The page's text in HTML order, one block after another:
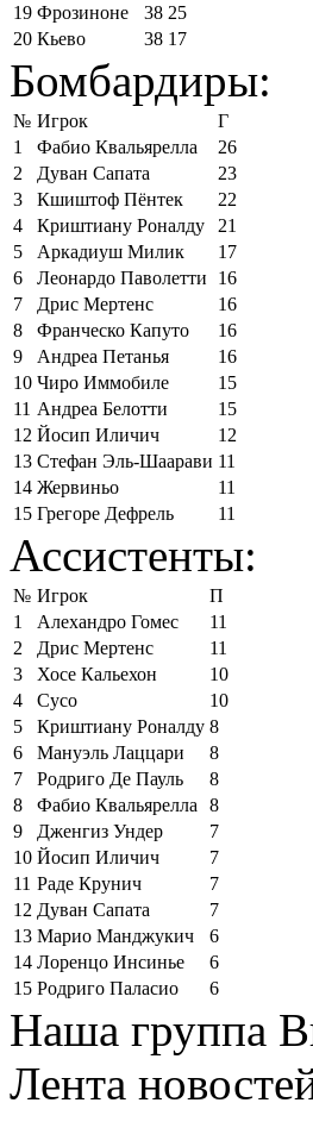
19 Фрозиноне 38 25
20 Кьево 38 17
Бомбардиры:
№ Игрок
Г
1
Фабио Квальярелла
26
2
Дуван Сапата
23
3
Кшиштоф Пёнтек
22
4
Криштиану Роналду
21
5
Аркадиуш Милик
17
6
Леонардо Паволетти
16
7
Дрис Мертенс
16
8
Франческо Капуто
16
9
Андреа Петанья
16
10 Чиро Иммобиле
15
11 Андреа Белотти
15
12 Йосип Иличич
12
13 Стефан Эль-Шаарави 11
14 Жервиньо
11
15 Грегоре Дефрель 11
Ассистенты:
№ Игрок
П
1
Алехандро Гомес
11
2
Дрис Мертенс
11
3
Хосе Кальехон
10
4
Сусо
10
5
Криштиану Роналду 8
6
Мануэль Лаццари
8
7
Родриго Де Пауль
8
8
Фабио Квальярелла
8
9
Дженгиз Ундер
7
10 Йосип Иличич
7
11 Раде Крунич
7
12 Дуван Сапата
7
13 Марио Манджукич
6
14 Лоренцо Инсинье
6
15 Родриго Паласио 6
Наша группа
Лента